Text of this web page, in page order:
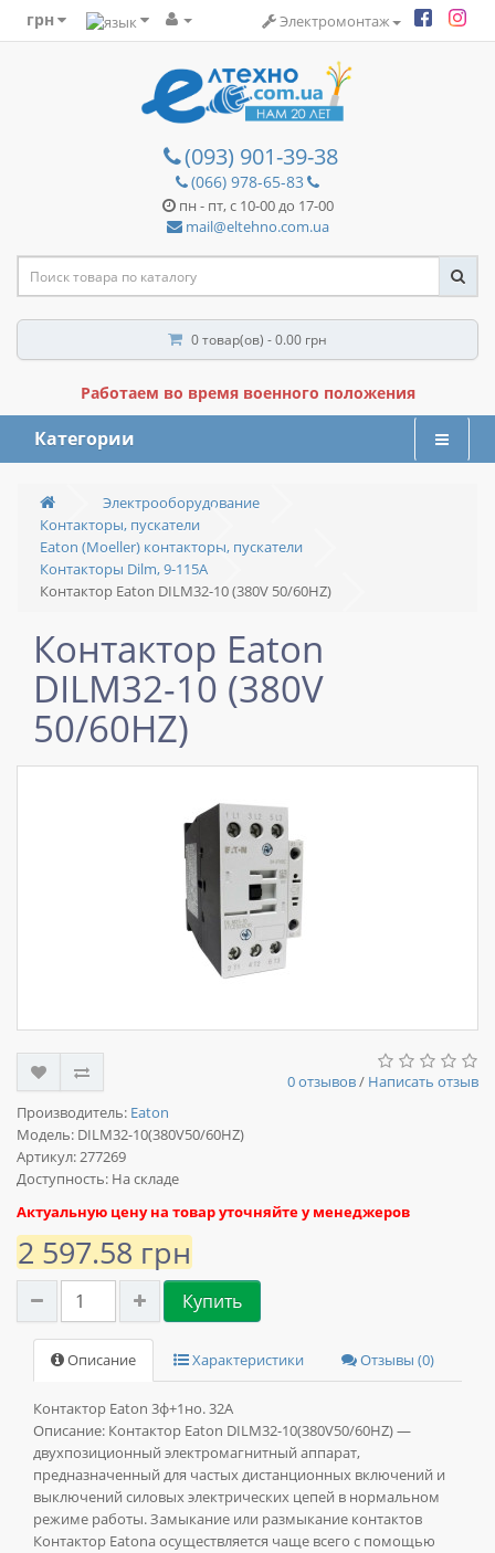
грн Электромонтаж
(093) 901-39-38
(066) 978-65-83
пн - пт, с 10-00 до 17-00
mail@eltehno.com.ua
0 товар(ов) - 0.00 грн
Работаем во время военного положения
Категории
Электрооборудование
Контакторы, пускатели
Eaton (Moeller) контакторы, пускатели
Контакторы Dilm, 9-115A
Контактор Eaton DILM32-10 (380V 50/60HZ)
Контактор Eaton
DILM32-10 (380V
50/60HZ)
0 отзывов/ Написать отзыв
Производитель: Eaton
Модель: DILM32-10(380V50/60HZ)
Артикул: 277269
Доступность: На складе
Актуальную цену на товар уточняйте у менеджеров
2 597.58 грн
Купить
Описание Характеристики Отзывы (0)
Контактор Eaton 3ф+1но. 32А
Описание: Контактор Eaton DILM32-10(380V50/60HZ) —
двухпозиционный электромагнитный аппарат,
предназначенный для частых дистанционных включений и
выключений силовых электрических цепей в нормальном
режиме работы. Замыкание или размыкание контактов
Контактор Eatonа осуществляется чаще всего с помощью